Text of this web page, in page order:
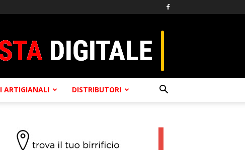
ARTIGIANALI DISTRIBUTORI